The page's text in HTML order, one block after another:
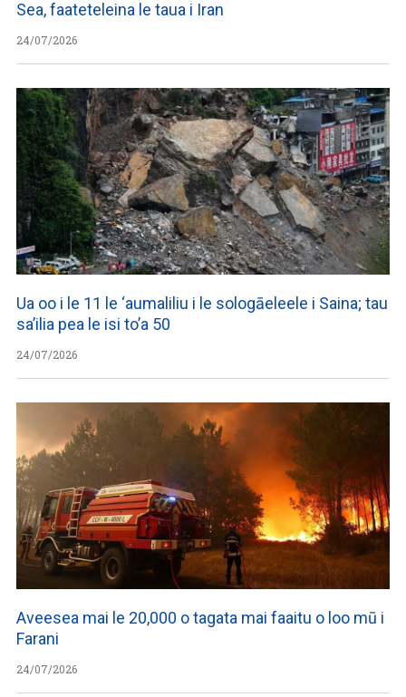
Sea, faateteleina le taua i Iran
24/07/2026
Ua oo i le 11 le ‘aumaliliu i le sologāeleele i Saina; tau
sa’ilia pea le isi to’a 50
24/07/2026
Aveesea mai le 20,000 o tagata mai faaitu o loo mū i
Farani
24/07/2026